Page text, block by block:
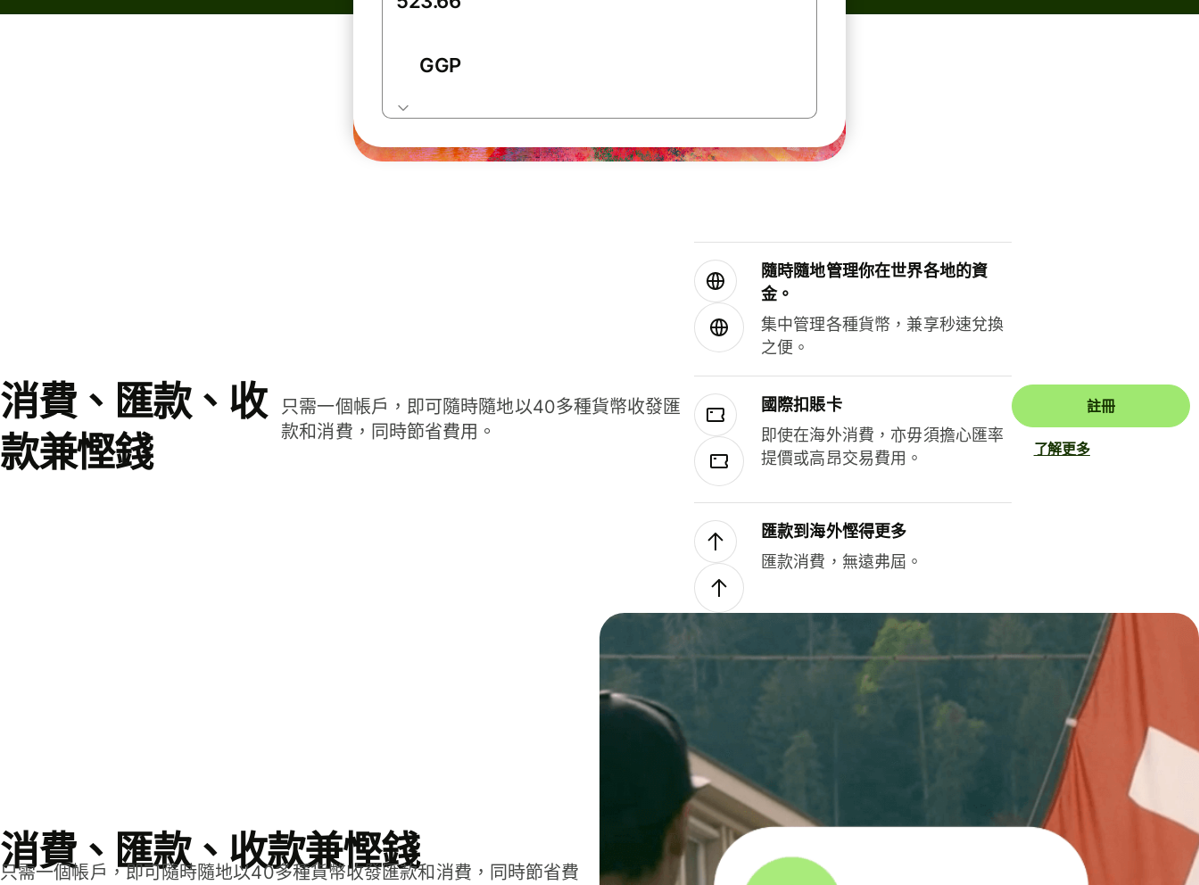
GGP
消費、匯款、收
款兼慳錢
只需一個帳戶，即可隨時隨地以40多種貨幣收發匯
款和消費，同時節省費用。
隨時隨地管理你在世界各地的資
金。
集中管理各種貨幣，兼享秒速兌換
之便。
國際扣賬卡
即使在海外消費，亦毋須擔心匯率
提價或高昂交易費用。
匯款到海外慳得更多
匯款消費，無遠弗屆。
註冊
了解更多
消費、匯款、收款兼慳錢
只需一個帳戶，即可隨時隨地以40多種貨幣收發匯款和消費，同時節省費